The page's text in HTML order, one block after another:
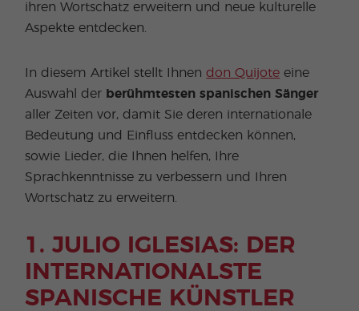
ihren Wortschatz erweitern und neue kulturelle
Aspekte entdecken.
In diesem Artikel stellt Ihnendon Quijote eine
Auswahl der berühmtesten spanischen Sänger
aller Zeiten vor, damit Sie deren internationale
Bedeutung und Einfluss entdecken können,
sowie Lieder, die Ihnen helfen, Ihre
Sprachkenntnisse zu verbessern und Ihren
Wortschatz zu erweitern.
1. JULIO IGLESIAS: DER
INTERNATIONALSTE
SPANISCHE KÜNSTLER